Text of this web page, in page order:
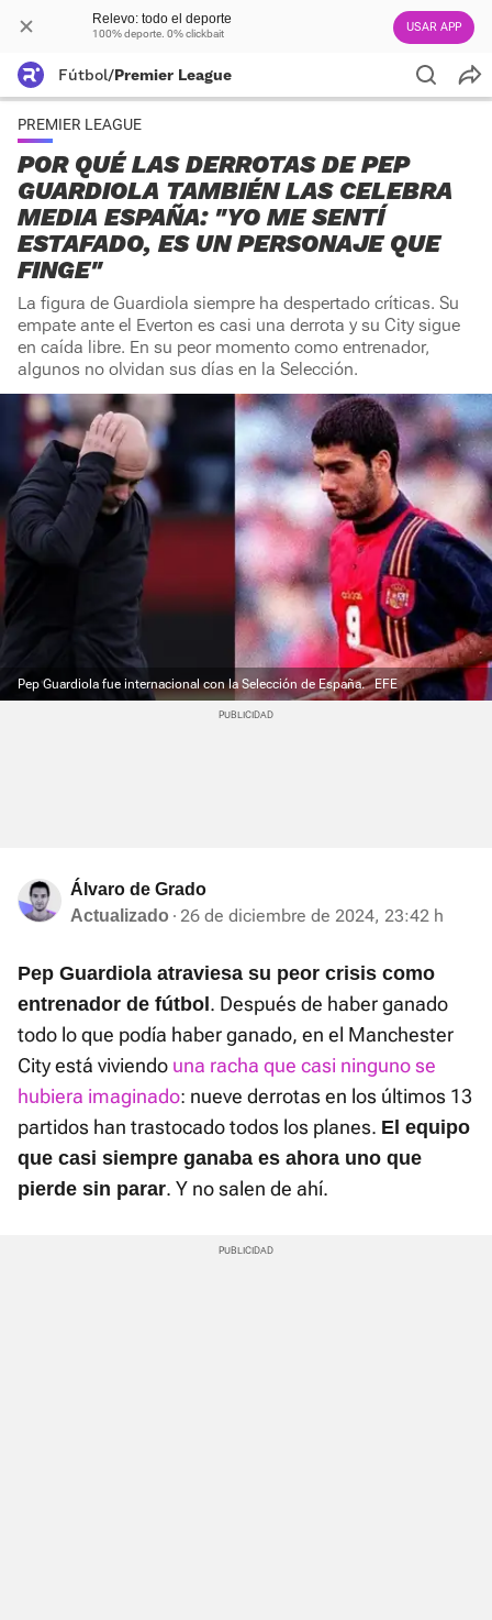
Relevo: todo el deporte
100% deporte. 0% clickbait USAR APP
Fútbol/Premier League
PREMIER LEAGUE
POR QUÉ LAS DERROTAS DE PEP
GUARDIOLA TAMBIÉN LAS CELEBRA
MEDIA ESPAÑA: "YO ME SENTÍ
ESTAFADO, ES UN PERSONAJE QUE
FINGE"
La figura de Guardiola siempre ha despertado críticas. Su
empate ante el Everton es casi una derrota y su City sigue
en caída libre. En su peor momento como entrenador,
algunos no olvidan sus días en la Selección.
Pep Guardiola fue internacional con la Selección de España. EFE
Álvaro de Grado
Actualizado
26 de diciembre de 2024, 23:42 h
Pep Guardiola atraviesa su peor crisis como
entrenador de fútbol . Después de haber ganado
todo lo que podía haber ganado, en el Manchester
City está viviendo una racha que casi ninguno se
hubiera imaginado: nueve derrotas en los últimos 13
partidos han trastocado todos los planes. El equipo
que casi siempre ganaba es ahora uno que
pierde sin parar. Y no salen de ahí.